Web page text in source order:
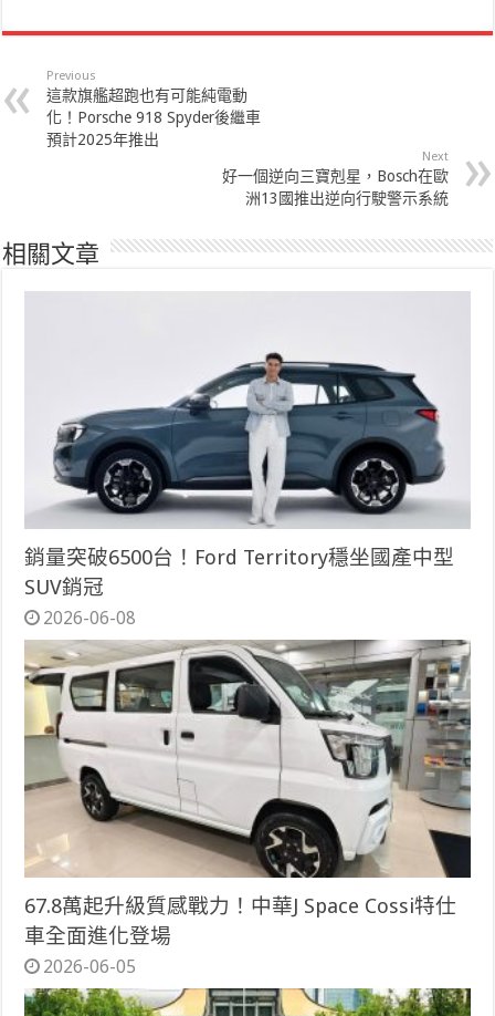
Previous
這款旗艦超跑也有可能純電動
化！Porsche 918 Spyder後繼車
預計2025年推出
Next
好一個逆向三寶剋星，Bosch在歐
洲13國推出逆向行駛警示系統
相關文章
銷量突破6500台！Ford Territory穩坐國產中型
SUV銷冠
2026-06-08
67.8萬起升級質感戰力！中華J Space Cossi特仕
車全面進化登場
2026-06-05